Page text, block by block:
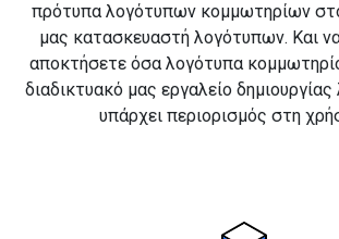
πρότυπα λογότυπων κομμωτηρίων
μας κατασκευαστή λογότυπων. Και
αποκτήσετε όσα λογότυπα
διαδικτυακό μας εργαλείο
υπάρχει περιορισμός στη